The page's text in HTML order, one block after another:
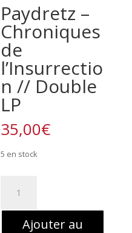
Paydretz –
Chroniques
de
l’Insurrectio
n // Double
LP
35,00€
5 en stock
Paydretz
Ajouter au